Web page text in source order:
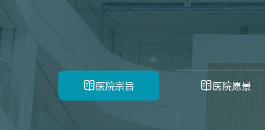
医院宗旨 医院愿景